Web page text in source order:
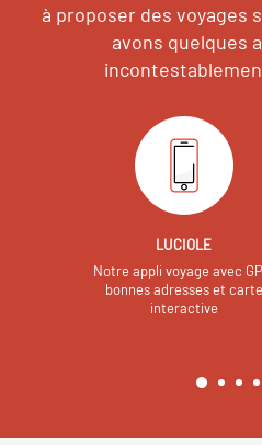
à proposer des voyages
avons quelques
LUCIOLE
Notre appli voyage avec
bonnes adresses et carte
interactive